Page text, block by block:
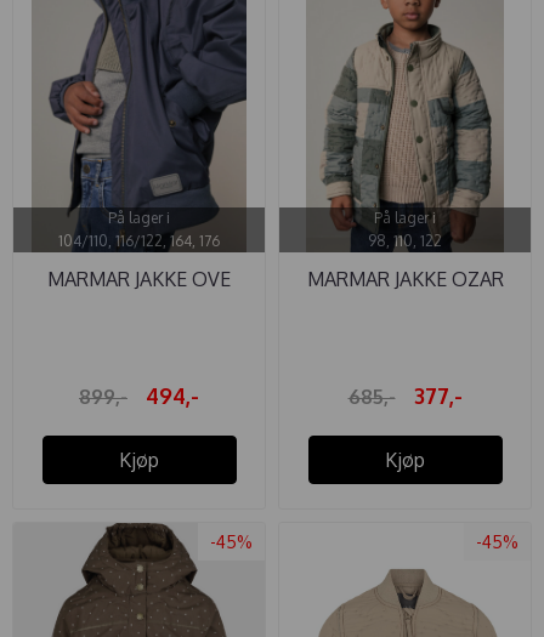
På lager i
104/110, 116/122, 164, 176
MARMAR JAKKE OVE
899,- 494,-
Kjøp
På lager i
98, 110, 122
MARMAR JAKKE OZAR
685,- 377,-
Kjøp
-45% -45%